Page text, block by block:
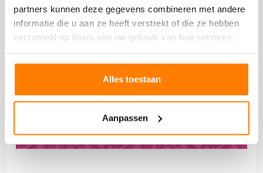
partners kunnen deze gegevens combineren met andere
informatie die u aan ze heeft verstrekt of die ze hebben
verzameld op basis van uw gebruik van hun services.
Alles toestaan
Aanpassen